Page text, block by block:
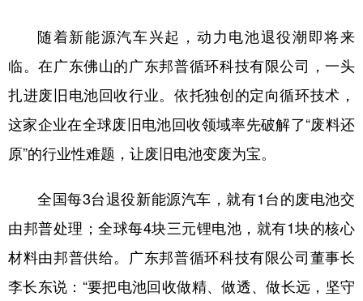
随着新能源汽车兴起，动力电池退役潮即将来
临。在广东佛山的广东邦普循环科技有限公司，一头
扎进废旧电池回收行业。依托独创的定向循环技术，
这家企业在全球废旧电池回收领域率先破解了“废料还
原”的行业性难题，让废旧电池变废为宝。
全国每3台退役新能源汽车，就有1台的废电池交
由邦普处理；全球每4块三元锂电池，就有1块的核心
材料由邦普供给。广东邦普循环科技有限公司董事长
李长东说：“要把电池回收做精、做透、做长远，坚守